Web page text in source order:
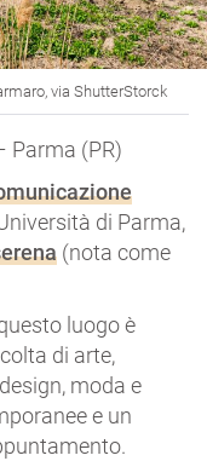
via ShutterStorck
Parma (PR)
di Parma,
(nota come
luogo è
di arte,
moda e
e un